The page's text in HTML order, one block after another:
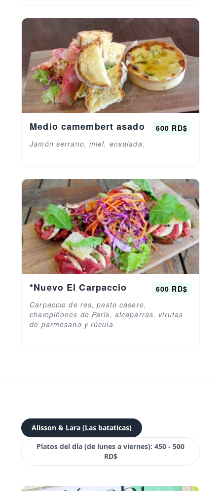
Medio camembert asado
600 RD$
Jamón serrano, miel, ensalada.
*Nuevo El Carpaccio
600 RD$
Carpaccio de res, pesto casero,
champiñones de Paris, alcaparras, virutas
de parmesano y rúcula.
Alisson & Lara (Las bataticas)
Platos del día (de lunes a viernes): 450 - 500
RD$